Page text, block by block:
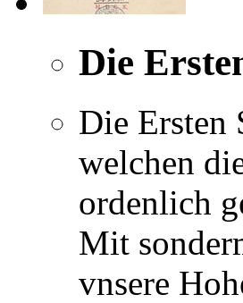
Die
Die Ersten
welchen
ordenlich
Mit
vnsere